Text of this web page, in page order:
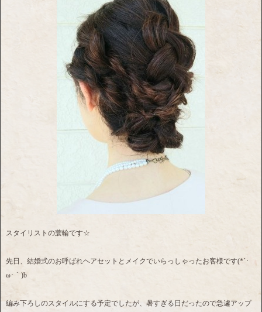
スタイリストの蓑輪です☆
先日、結婚式のお呼ばれヘアセットとメイクでいらっしゃったお客様です(*´･
ω･｀)b
編み下ろしのスタイルにする予定でしたが、暑すぎる日だったので急遽アップ